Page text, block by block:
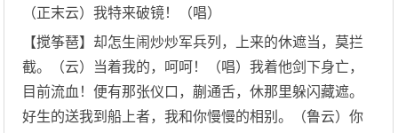
（正末云）我特来破镜！（唱）
【搅筝琶】却怎生闹炒炒军兵列，上来的休遮当，莫拦
截。（云）当着我的，呵呵！（唱）我着他剑下身亡，
目前流血！便有那张仪口，蒯通舌，休那里躲闪藏遮。
好生的送我到船上者，我和你慢慢的相别。（鲁云）你